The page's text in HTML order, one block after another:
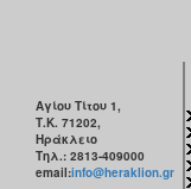
Αγίου Τίτου 1,
Τ.Κ. 71202,
Ηράκλειο
Τηλ.: 2813-409000
email:info@heraklion.gr